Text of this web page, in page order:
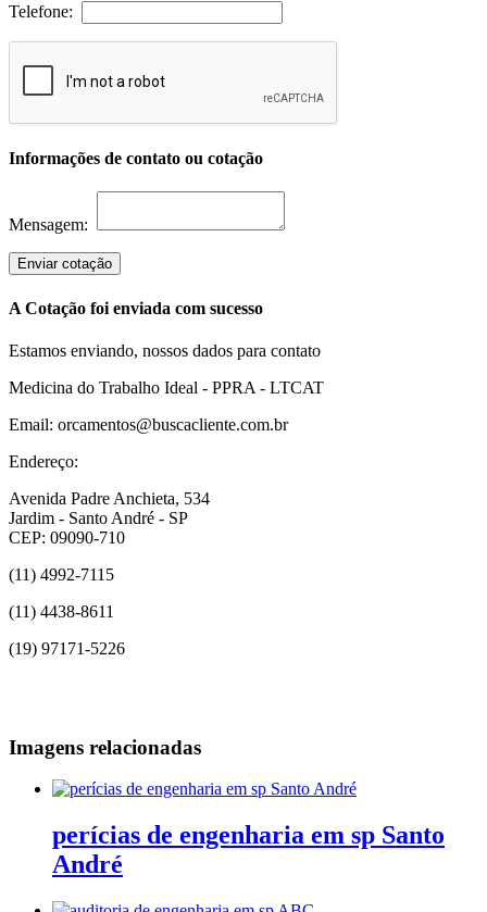
Telefone:
Informações de contato ou cotação
Mensagem:
Enviar cotação
A Cotação foi enviada com sucesso
Estamos enviando, nossos dados para contato
Medicina do Trabalho Ideal - PPRA - LTCAT
Email: orcamentos@buscacliente.com.br
Endereço:
Avenida Padre Anchieta, 534
Jardim - Santo André - SP
CEP: 09090-710
(11) 4992-7115
(11) 4438-8611
(19) 97171-5226
Imagens relacionadas
perícias de engenharia em sp Santo
André